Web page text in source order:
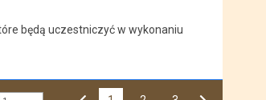
będą uczestniczyć w wykonaniu